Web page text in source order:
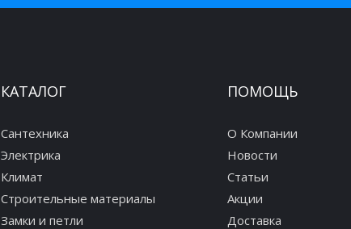
КАТАЛОГ
Сантехника
Электрика
Климат
Строительные материалы
Замки и петли
ПОМОЩЬ
О Компании
Новости
Статьи
Акции
Доставка